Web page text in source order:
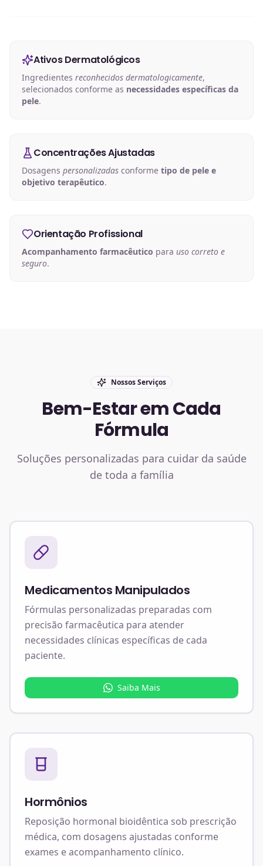
Ativos Dermatológicos
Ingredientes reconhecidos dermatologicamente,
selecionados conforme as necessidades específicas da
pele.
Concentrações Ajustadas
Dosagens personalizadas conforme tipo de pele e
objetivo terapêutico.
Orientação Profissional
Acompanhamento farmacêutico para uso correto e
seguro.
Nossos Serviços
Bem-Estar em Cada
Fórmula
Soluções personalizadas para cuidar da saúde
de toda a família
Medicamentos Manipulados
Fórmulas personalizadas preparadas com
precisão farmacêutica para atender
necessidades clínicas específicas de cada
paciente.
Saiba Mais
Hormônios
Reposição hormonal bioidêntica sob prescrição
médica, com dosagens ajustadas conforme
exames e acompanhamento clínico.